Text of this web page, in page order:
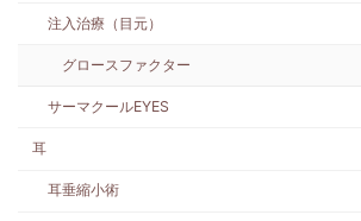
注入治療（目元）
グロースファクター
サーマクールEYES
耳
耳垂縮小術